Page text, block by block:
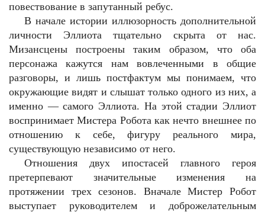
повествование в запутанный ребус.
В начале истории иллюзорность дополнительной
личности Эллиота тщательно скрыта от нас.
Мизансцены построены таким образом, что оба
персонажа кажутся нам вовлеченными в общие
разговоры, и лишь постфактум мы понимаем, что
окружающие видят и слышат только одного из них, а
именно — самого Эллиота. На этой стадии Эллиот
воспринимает Мистера Робота как нечто внешнее по
отношению к себе, фигуру реального мира,
существующую независимо от него.
Отношения двух ипостасей главного героя
претерпевают значительные изменения на
протяжении трех сезонов. Вначале Мистер Робот
выступает руководителем и доброжелательным